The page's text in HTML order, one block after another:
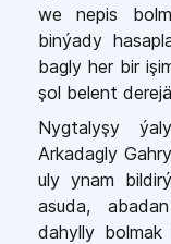
we nepis
binýady
bagly her bir
şol belent
Nygtalyşy
Arkadagly
uly ynam
asuda,
dahylly bolmak